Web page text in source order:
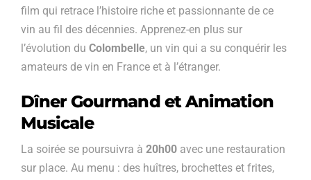
film qui retrace l’histoire riche et passionnante de ce
vin au fil des décennies. Apprenez-en plus sur
l’évolution du Colombelle, un vin qui a su conquérir les
amateurs de vin en France et à l’étranger.
Dîner Gourmand et Animation
Musicale
La soirée se poursuivra à 20h00 avec une restauration
sur place. Au menu : des huîtres, brochettes et frites,